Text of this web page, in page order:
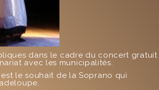
dans le cadre du concert gratuit
avec les municipalités.
le souhait de la Soprano qui